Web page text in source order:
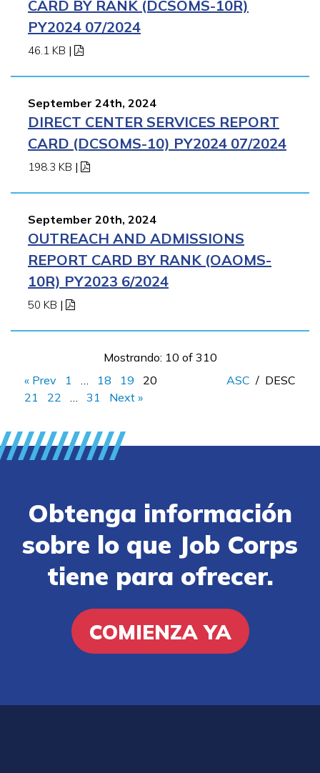
CARD BY RANK (DCSOMS-10R)
PY2024 07/2024
46.1 KB |
September 24th, 2024
DIRECT CENTER SERVICES REPORT
CARD (DCSOMS-10) PY2024 07/2024
198.3 KB |
September 20th, 2024
OUTREACH AND ADMISSIONS
REPORT CARD BY RANK (OAOMS-
10R) PY2023 6/2024
50 KB |
Mostrando: 10 of 310
« Prev
1 18 19
20
21
22 31 Next »
ASC / DESC
Obtenga información
sobre lo que Job Corps
tiene para ofrecer.
COMIENZA YA